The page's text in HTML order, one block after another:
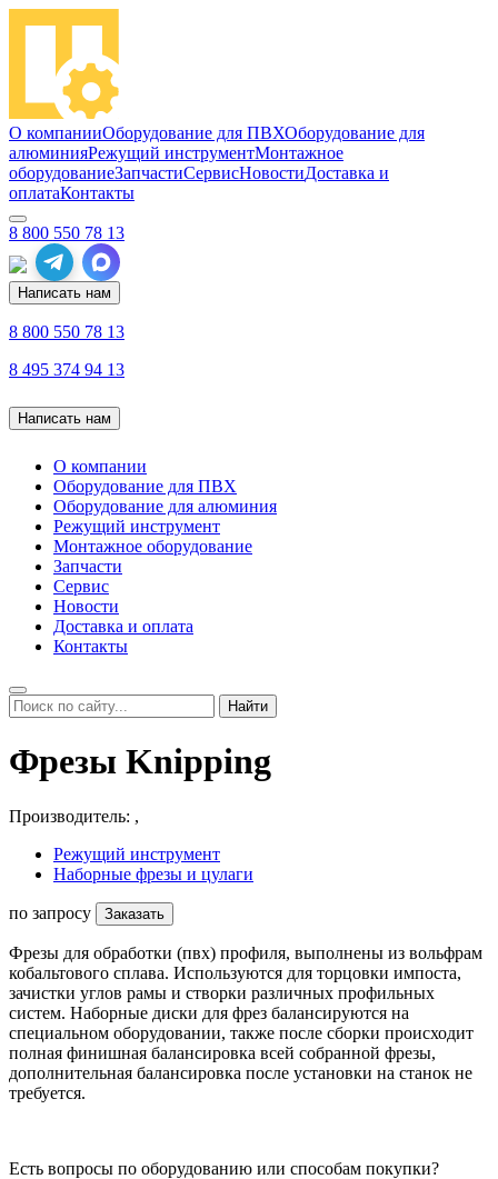
О компанииОборудование для ПВХОборудование для
алюминияРежущий инструментМонтажное
оборудованиеЗапчастиСервисНовостиДоставка и
оплатаКонтакты
8 800 550 78 13
Написать нам
8 800 550 78 13
8 495 374 94 13
Написать нам
О компании
Оборудование для ПВХ
Оборудование для алюминия
Режущий инструмент
Монтажное оборудование
Запчасти
Сервис
Новости
Доставка и оплата
Контакты
Найти
Фрезы Knipping
Производитель: ,
Режущий инструмент
Наборные фрезы и цулаги
по запросу Заказать
Фрезы для обработки (пвх) профиля, выполнены из вольфрам
кобальтового сплава. Используются для торцовки импоста,
зачистки углов рамы и створки различных профильных
систем. Наборные диски для фрез балансируются на
специальном оборудовании, также после сборки происходит
полная финишная балансировка всей собранной фрезы,
дополнительная балансировка после установки на станок не
требуется.
Есть вопросы по оборудованию или способам покупки?